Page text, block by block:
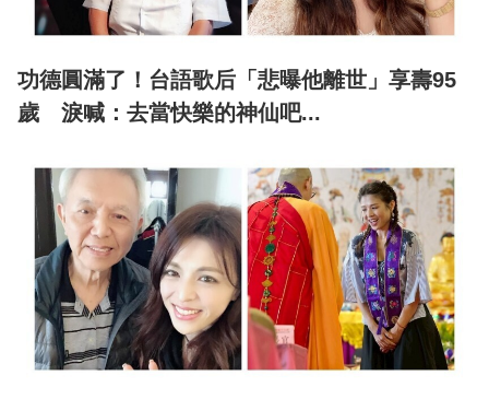
功德圓滿了！台語歌后「悲曝他離世」享壽95
歲 淚喊：去當快樂的神仙吧...